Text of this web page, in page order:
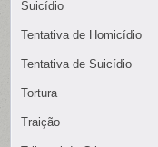
Suicídio
Tentativa de Homicídio
Tentativa de Suicídio
Tortura
Traição